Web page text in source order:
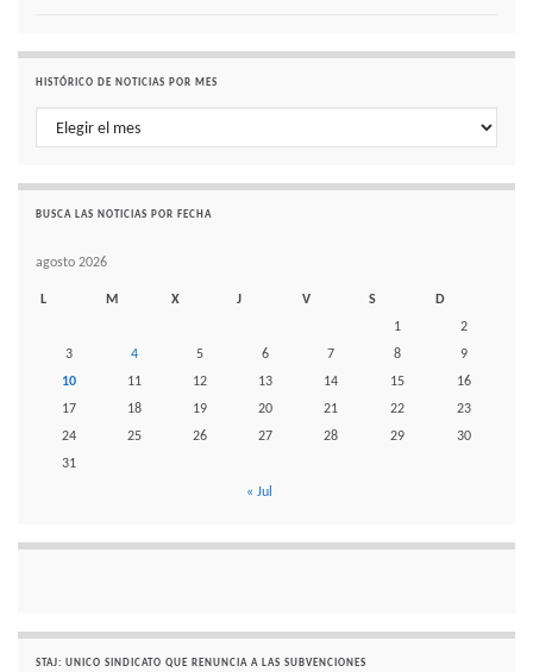
HISTÓRICO DE NOTICIAS POR MES
Histórico de noticias por mes
BUSCA LAS NOTICIAS POR FECHA
agosto 2026
L M X J V S
D
1
2
3
4 5 6 7 8
9
10
11 12 13 14 15
16
17
18 19 20 21 22
23
24
25 26 27 28 29
30
31
« Jul
STAJ: UNICO SINDICATO QUE RENUNCIA A LAS SUBVENCIONES